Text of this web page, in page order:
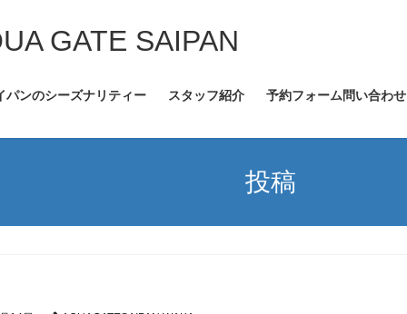
GATE SAIPAN
パンのシーズナリティー スタッフ紹介 予約フォーム問い合わせ
投稿